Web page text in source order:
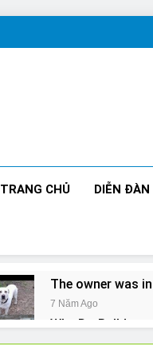
TRANG CHỦ DIỄN ĐÀN
The owner was
7 Năm Ago
Why Do
7 Năm Ago